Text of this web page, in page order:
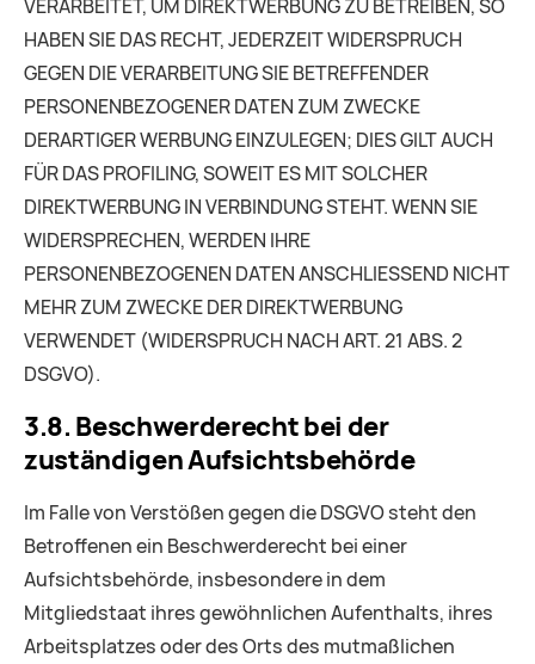
VERARBEITET, UM DIREKTWERBUNG ZU BETREIBEN, SO
HABEN SIE DAS RECHT, JEDERZEIT WIDERSPRUCH
GEGEN DIE VERARBEITUNG SIE BETREFFENDER
PERSONENBEZOGENER DATEN ZUM ZWECKE
DERARTIGER WERBUNG EINZULEGEN; DIES GILT AUCH
FÜR DAS PROFILING, SOWEIT ES MIT SOLCHER
DIREKTWERBUNG IN VERBINDUNG STEHT. WENN SIE
WIDERSPRECHEN, WERDEN IHRE
PERSONENBEZOGENEN DATEN ANSCHLIESSEND NICHT
MEHR ZUM ZWECKE DER DIREKTWERBUNG
VERWENDET (WIDERSPRUCH NACH ART. 21 ABS. 2
DSGVO).
3.8. Beschwerde­recht bei der
zuständigen Aufsichts­behörde
Im Falle von Verstößen gegen die DSGVO steht den
Betroffenen ein Beschwerderecht bei einer
Aufsichtsbehörde, insbesondere in dem
Mitgliedstaat ihres gewöhnlichen Aufenthalts, ihres
Arbeitsplatzes oder des Orts des mutmaßlichen